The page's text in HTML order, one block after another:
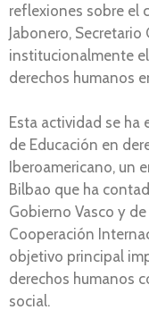
reflexiones sobre el
Jabonero, Secretario
institucionalmente
derechos humanos
Esta actividad se ha
de Educación en
Iberoamericano, un
Bilbao que ha
Gobierno Vasco y
Cooperación
objetivo principal
derechos humanos
social.